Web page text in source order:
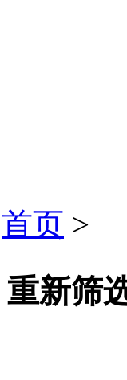
首页 >
重新筛